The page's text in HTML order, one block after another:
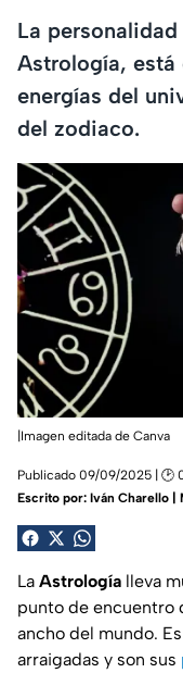
La
Astrología, está
energías del
del zodiaco.
|Imagen editada de Canva
Publicado 09/09/2025 | 🕑
Escrito por: Iván Charello |
La Astrología lleva
punto de encuentro
ancho del mundo.
arraigadas y son sus